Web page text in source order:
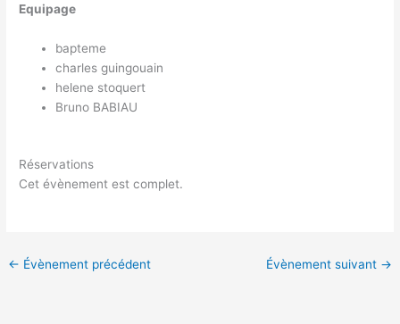
Equipage
bapteme
charles guingouain
helene stoquert
Bruno BABIAU
Réservations
Cet évènement est complet.
← Évènement précédent Évènement suivant →